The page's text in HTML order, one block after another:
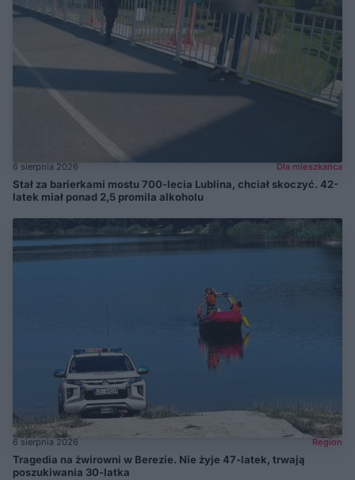
6 sierpnia 2026 Dla mieszkańca
Stał za barierkami mostu 700-lecia Lublina, chciał skoczyć. 42-
latek miał ponad 2,5 promila alkoholu
6 sierpnia 2026 Region
Tragedia na żwirowni w Berezie. Nie żyje 47-latek, trwają
poszukiwania 30-latka